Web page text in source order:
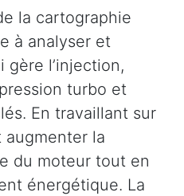
la cartographie
à analyser et
l’injection,
turbo et
En travaillant sur
augmenter la
du moteur tout en
énergétique. La